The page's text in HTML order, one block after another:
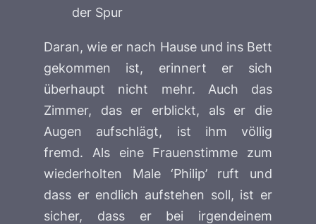
der Spur
Daran, wie er nach Hause und ins Bett
gekommen ist, erinnert er sich
überhaupt nicht mehr. Auch das
Zimmer, das er erblickt, als er die
Augen aufschlägt, ist ihm völlig
fremd. Als eine Frauenstimme zum
wiederholten Male ‘Philip’ ruft und
dass er endlich aufstehen soll, ist er
sicher, dass er bei irgendeinem